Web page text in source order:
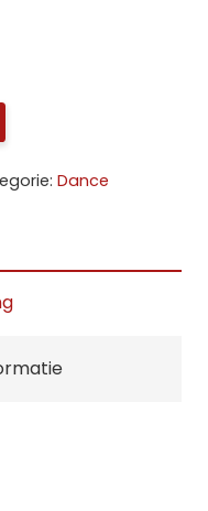
Dance